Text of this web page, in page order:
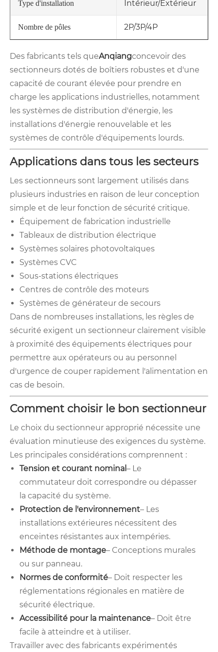
Type d'installation Intérieur/Extérieur
Nombre de pôles 2P/3P/4P
Des fabricants tels queAnqiangconcevoir des
sectionneurs dotés de boîtiers robustes et d'une
capacité de courant élevée pour prendre en
charge les applications industrielles, notamment
les systèmes de distribution d'énergie, les
installations d'énergie renouvelable et les
systèmes de contrôle d'équipements lourds.
Applications dans tous les secteurs
Les sectionneurs sont largement utilisés dans
plusieurs industries en raison de leur conception
simple et de leur fonction de sécurité critique.
Équipement de fabrication industrielle
Tableaux de distribution électrique
Systèmes solaires photovoltaïques
Systèmes CVC
Sous-stations électriques
Centres de contrôle des moteurs
Systèmes de générateur de secours
Dans de nombreuses installations, les règles de
sécurité exigent un sectionneur clairement visible
à proximité des équipements électriques pour
permettre aux opérateurs ou au personnel
d'urgence de couper rapidement l'alimentation en
cas de besoin.
Comment choisir le bon sectionneur
Le choix du sectionneur approprié nécessite une
évaluation minutieuse des exigences du système.
Les principales considérations comprennent :
Tension et courant nominal – Le
commutateur doit correspondre ou dépasser
la capacité du système.
Protection de l'environnement– Les
installations extérieures nécessitent des
enceintes résistantes aux intempéries.
Méthode de montage– Conceptions murales
ou sur panneau.
Normes de conformité– Doit respecter les
réglementations régionales en matière de
sécurité électrique.
Accessibilité pour la maintenance– Doit être
facile à atteindre et à utiliser.
Travailler avec des fabricants expérimentés